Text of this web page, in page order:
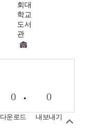
회대
학교
도서
관
0
다운로드
0
내보내기